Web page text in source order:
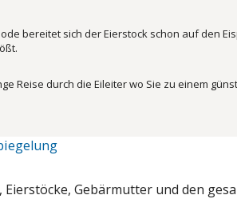
bereitet sich der Eierstock schon auf den
Reise durch die Eileiter wo Sie zu einem
Gebärmutter und den